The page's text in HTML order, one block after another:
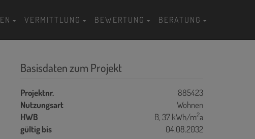
VERMITTLUNG BEWERTUNG BERATUNG
Basisdaten zum Projekt
Projektnr.
885423
Nutzungsart
Wohnen
HWB
B, 37 kWh/m2a
gültig bis
04.08.2032